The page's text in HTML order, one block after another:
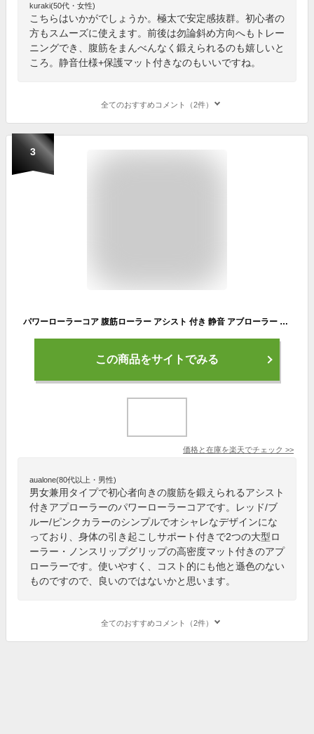
kuraki(50代・女性)
こちらはいかがでしょうか。極太で安定感抜群。初心者の
方もスムーズに使えます。前後は勿論斜め方向へもトレー
ニングでき、腹筋をまんべんなく鍛えられるのも嬉しいと
ころ。静音仕様+保護マット付きなのもいいですね。
全てのおすすめコメント（2件）
3
パワーローラーコア 腹筋ローラー アシスト 付き 静音 アブローラー アブホイール エクササイズローラー 男性 女性 男女兼用 初心者 上級者 筋トレ 筋肉 腹筋 体幹 トレーニング エクササイズ ウエスト フィットネス
この商品をサイトでみる
価格と在庫を楽天でチェック >>
aualone(80代以上・男性)
男女兼用タイプで初心者向きの腹筋を鍛えられるアシスト
付きアプローラーのパワーローラーコアです。レッド/ブ
ルー/ピンクカラーのシンプルでオシャレなデザインにな
っており、身体の引き起こしサポート付きで2つの大型ロ
ーラー・ノンスリップグリップの高密度マット付きのアプ
ローラーです。使いやすく、コスト的にも他と遜色のない
ものですので、良いのではないかと思います。
全てのおすすめコメント（2件）